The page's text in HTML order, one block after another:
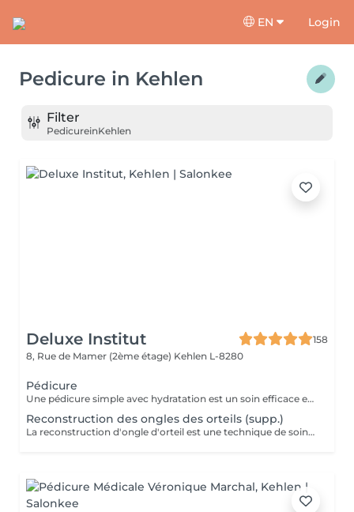
EN Login
Pedicure in Kehlen
Filter
PedicureinKehlen
Deluxe Institut
158
8, Rue de Mamer (2ème étage) Kehlen L-8280
Pédicure
Une pédicure simple avec hydratation est un soin efficace et rapide pour garder vos pieds en bonne santé et hydratés, tout en améliorant leur apparence. Ce soin est parfait pour ceux qui souhaitent entretenir leurs pieds sans avoir besoin d'un bain de pieds. Étapes de la Pédicure Complète "Brésilienne" avec Bains de Pieds : Bain de pieds chaud relaxant, les ongles sont soigneusement coupés, limés et nettoyés. Un polissage peut être effectué pour donner un aspect naturel et brillant à l'ongle. Eliminer les cellules mortes qui s'accumulent à la surface de la peau, ainsi que l'excès de peau qui peut apparaître à certains endroits (comme les cuticules des ongles, les talons ou les coudes). Une crème hydratante riche est appliquée sur l'ensemble des pieds pour nourrir et adoucir la peau. L'hydratation permet de prévenir les zones sèches et de garder les pieds doux et soyeux. Vernis simple ou pose semi-permanent (facultatif) pour tout les soins pedicure.
Reconstruction des ongles des orteils (supp.)
La reconstruction d'ongle d'orteil est une technique de soins esthétiques qui permet de réparer ou de reconstruire un ongle abîmé ou cassé. Grâce à des matériaux spécifiques, ce soin redonne forme à l'ongle et améliore l'apparence des pieds.